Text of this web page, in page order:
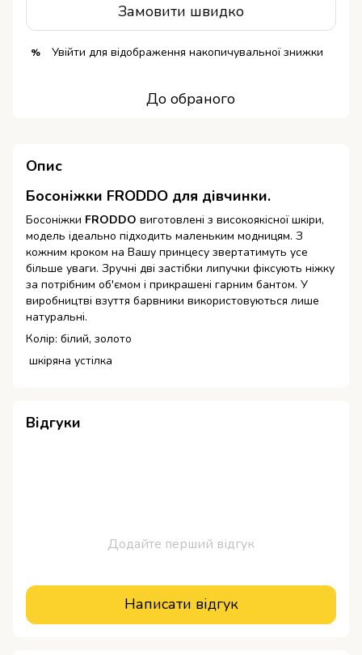
Замовити швидко
% Увійти для відображення накопичувальної знижки
До обраного
Опис
Босоніжки FRODDO для дівчинки.
Босоніжки FRODDO виготовлені з високоякісної шкіри,
модель ідеально підходить маленьким модницям. З
кожним кроком на Вашу принцесу звертатимуть усе
більше уваги. Зручні дві застібки липучки фіксують ніжку
за потрібним об'ємом і прикрашені гарним бантом. У
виробництві взуття барвники використовуються лише
натуральні.
Колір: білий, золото
шкіряна устілка
Відгуки
Додайте перший відгук
Написати відгук